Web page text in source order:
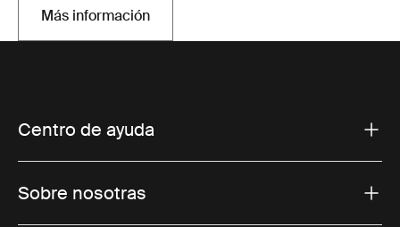
Más informaciónSe abre en una pestaña nueva
Centro de ayuda
Sobre nosotras